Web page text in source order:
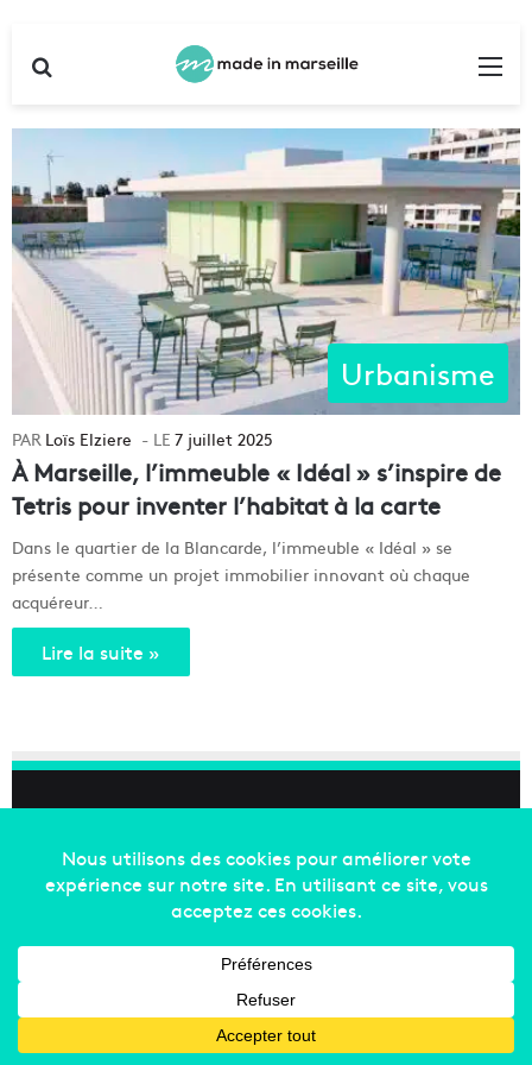
Urbanisme
Loïs Elziere 7 juillet 2025
À Marseille, l’immeuble « Idéal » s’inspire de
Tetris pour inventer l’habitat à la carte
Dans le quartier de la Blancarde, l’immeuble « Idéal » se
présente comme un projet immobilier innovant où chaque
acquéreur…
Lire la suite »
Copyright © 2014-2022Made in Marseille. Tous droits
réservés -mentions légales-nous contacter-qui
sommes-nous-annonceurs
Facebook
X LinkedinYouTubeInstagram
RSS